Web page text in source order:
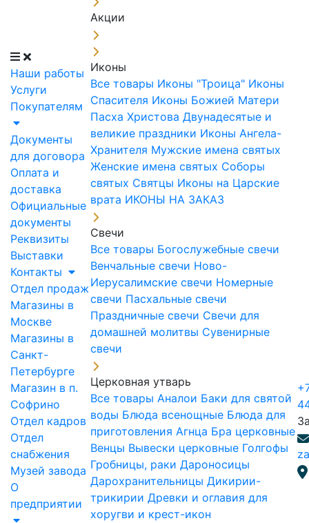
Наши работы
Услуги
Покупателям
Документы
для договора
Оплата и
доставка
Официальные
документы
Реквизиты
Выставки
Контакты
Отдел продаж
Магазины в
Москве
Магазины в
Санкт-
Петербурге
Магазин в п.
Софрино
Отдел кадров
Отдел
снабжения
Музей завода
О
предприятии
Акции
Иконы
Все товары Иконы "Троица" Иконы
Спасителя Иконы Божией Матери
Пасха Христова Двунадесятые и
великие праздники Иконы Ангела-
Хранителя Мужские имена святых
Женские имена святых Соборы
святых Святцы Иконы на Царские
врата ИКОНЫ НА ЗАКАЗ
Свечи
Все товары Богослужебные свечи
Венчальные свечи Ново-
Иерусалимские свечи Номерные
свечи Пасхальные свечи
Праздничные свечи Свечи для
домашней молитвы Сувенирные
свечи
Церковная утварь
Все товары Аналои Баки для святой
воды Блюда всенощные Блюда для
приготовления Агнца Бра церковные
Венцы Вывески церковные Голгофы
Гробницы, раки Дароносицы
Дарохранительницы Дикирии-
трикирии Древки и оглавия для
хоругви и крест-икон